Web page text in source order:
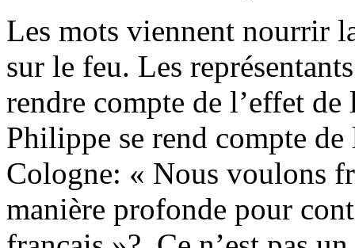
Les mots viennent nourrir
sur le feu. Les
rendre compte de l’effet
Philippe se rend compte de
Cologne: « Nous voulons
manière profonde pour